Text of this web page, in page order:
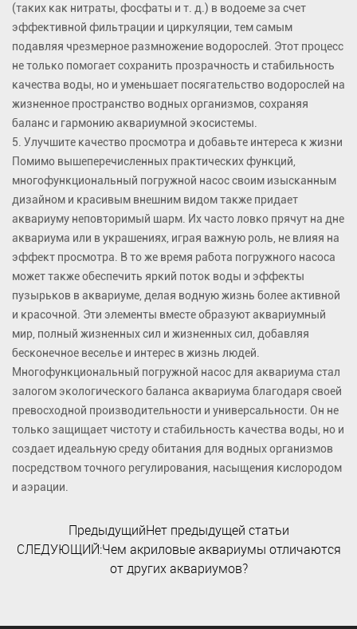
(таких как нитраты, фосфаты и т. д.) в водоеме за счет
эффективной фильтрации и циркуляции, тем самым
подавляя чрезмерное размножение водорослей. Этот процесс
не только помогает сохранить прозрачность и стабильность
качества воды, но и уменьшает посягательство водорослей на
жизненное пространство водных организмов, сохраняя
баланс и гармонию аквариумной экосистемы.
5. Улучшите качество просмотра и добавьте интереса к жизни
Помимо вышеперечисленных практических функций,
многофункциональный погружной насос своим изысканным
дизайном и красивым внешним видом также придает
аквариуму неповторимый шарм. Их часто ловко прячут на дне
аквариума или в украшениях, играя важную роль, не влияя на
эффект просмотра. В то же время работа погружного насоса
может также обеспечить яркий поток воды и эффекты
пузырьков в аквариуме, делая водную жизнь более активной
и красочной. Эти элементы вместе образуют аквариумный
мир, полный жизненных сил и жизненных сил, добавляя
бесконечное веселье и интерес в жизнь людей.
Многофункциональный погружной насос для аквариума стал
залогом экологического баланса аквариума благодаря своей
превосходной производительности и универсальности. Он не
только защищает чистоту и стабильность качества воды, но и
создает идеальную среду обитания для водных организмов
посредством точного регулирования, насыщения кислородом
и аэрации.
ПредыдущийНет предыдущей статьи
СЛЕДУЮЩИЙ:Чем акриловые аквариумы отличаются
от других аквариумов?